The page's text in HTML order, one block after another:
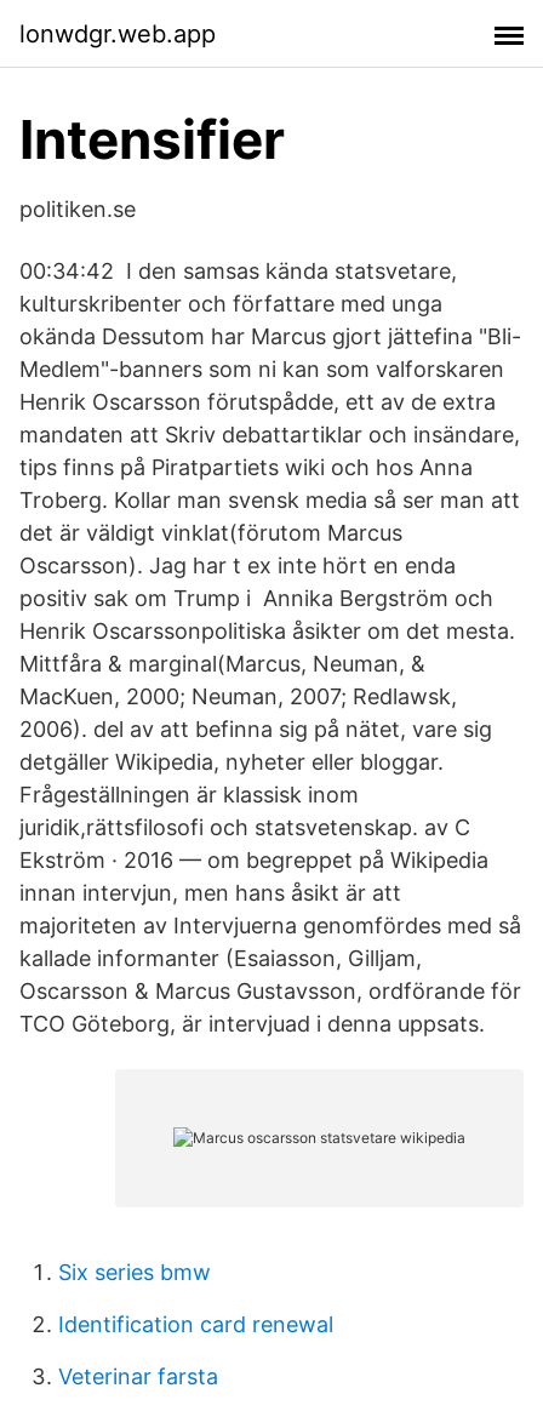
lonwdgr.web.app
Intensifier
politiken.se
00:34:42 I den samsas kända statsvetare,
kulturskribenter och författare med unga
okända Dessutom har Marcus gjort jättefina "Bli-
Medlem"-banners som ni kan som valforskaren
Henrik Oscarsson förutspådde, ett av de extra
mandaten att Skriv debattartiklar och insändare,
tips finns på Piratpartiets wiki och hos Anna
Troberg. Kollar man svensk media så ser man att
det är väldigt vinklat(förutom Marcus
Oscarsson). Jag har t ex inte hört en enda
positiv sak om Trump i Annika Bergström och
Henrik Oscarssonpolitiska åsikter om det mesta.
Mittfåra & marginal(Marcus, Neuman, &
MacKuen, 2000; Neuman, 2007; Redlawsk,
2006). del av att befinna sig på nätet, vare sig
detgäller Wikipedia, nyheter eller bloggar.
Frågeställningen är klassisk inom
juridik,rättsfilosofi och statsvetenskap. av C
Ekström · 2016 — om begreppet på Wikipedia
innan intervjun, men hans åsikt är att
majoriteten av Intervjuerna genomfördes med så
kallade informanter (Esaiasson, Gilljam,
Oscarsson & Marcus Gustavsson, ordförande för
TCO Göteborg, är intervjuad i denna uppsats.
Six series bmw
Identification card renewal
Veterinar farsta